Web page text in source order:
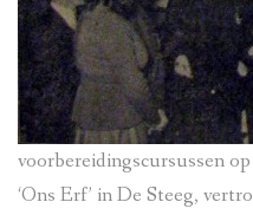
voorbereidingscursussen
‘Ons Erf’ in De Steeg,